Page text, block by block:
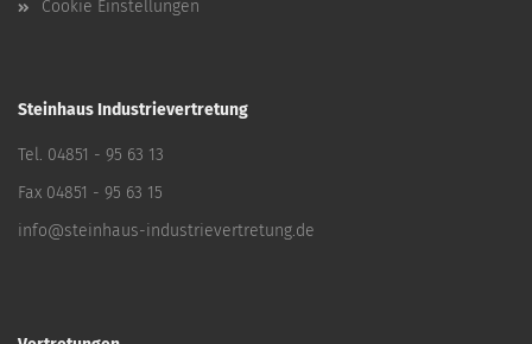
Cookie Einstellungen
Steinhaus Industrievertretung
Tel. 04851 - 95 63 13
Fax 04851 - 95 63 15
info@steinhaus-industrievertretung.de